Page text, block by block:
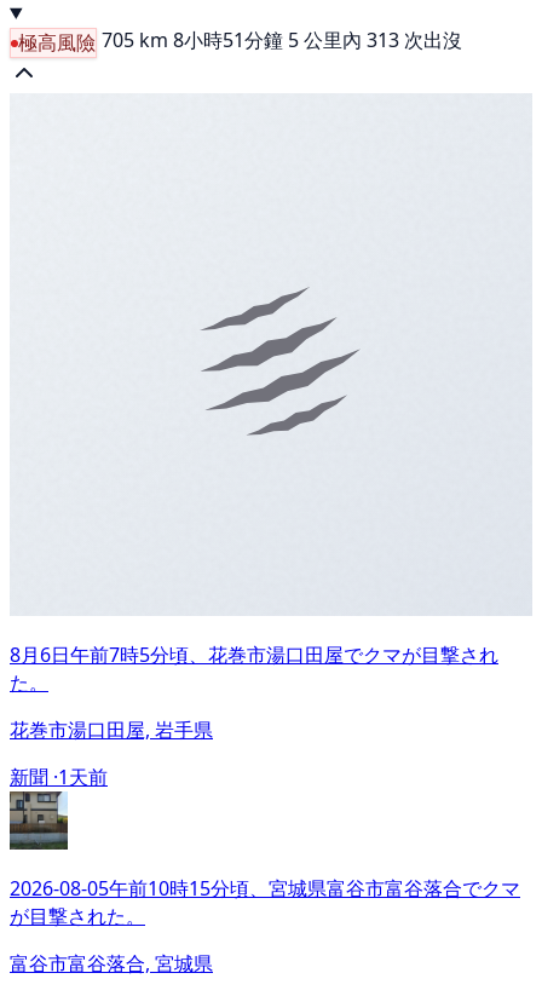
極高風險 705 km 8小時51分鐘 5 公里內 313 次出沒
8月6日午前7時5分頃、花巻市湯口田屋でクマが目撃され
た。
花巻市湯口田屋, 岩手県
新聞 ·1天前
2026-08-05午前10時15分頃、宮城県富谷市富谷落合でクマ
が目撃された。
富谷市富谷落合, 宮城県